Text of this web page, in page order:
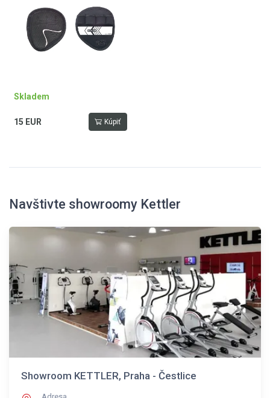
Skladem
15 EUR Kúpiť
Navštivte showroomy Kettler
Showroom KETTLER, Praha - Čestlice
Adresa